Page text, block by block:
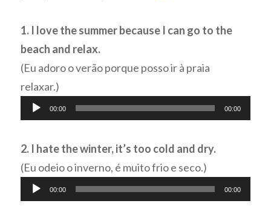
1. I love the summer because I can go to the
beach and relax.
(Eu adoro o verão porque posso ir à praia
relaxar.)
Tocador
de
áudio
00:00 00:00
2. I hate the winter, it’s too cold and dry.
(Eu odeio o inverno, é muito frio e seco.)
Tocador
de
00:00 00:00